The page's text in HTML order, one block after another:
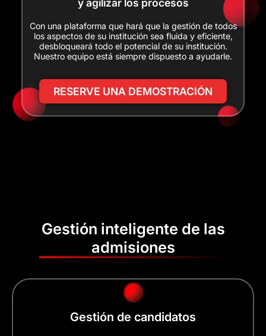
Con una plataforma que hará que la gestión de todos
los aspectos de su institución sea fluida y eficiente,
desbloqueará todo el potencial de su institución.
Nuestro equipo está siempre dispuesto a ayudarle.
RESERVE UNA DEMOSTRACIÓN
Gestión inteligente de las
admisiones
Gestión de candidatos